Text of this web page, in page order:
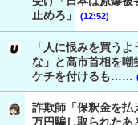
止めろ」
(12:52)
「人に恨みを買う
な」と高市首相を嘲
ケチを付けるも……
詐欺師「保釈金を
万円騙し取られたあ